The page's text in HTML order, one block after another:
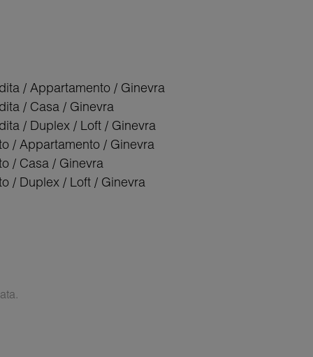
/ Appartamento / Ginevra
/ Casa / Ginevra
/ Duplex / Loft / Ginevra
/ Appartamento / Ginevra
/ Casa / Ginevra
/ Duplex / Loft / Ginevra